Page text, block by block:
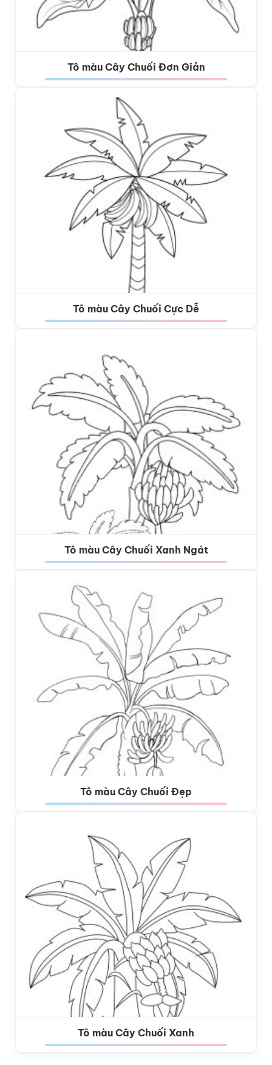
Tô màu Cây Chuối Đơn Giản
Tô màu Cây Chuối Cực Dễ
Tô màu Cây Chuối Xanh Ngát
Tô màu Cây Chuối Đẹp
Tô màu Cây Chuối Xanh